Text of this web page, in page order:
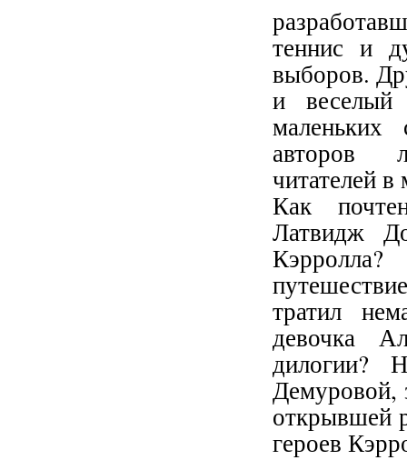
теннис и
выборов.
и веселый
авторов
читателей в
Как
Латвидж
Кэрролла?
тратил
девочка
дилогии?
Демуровой,
открывшей
героев